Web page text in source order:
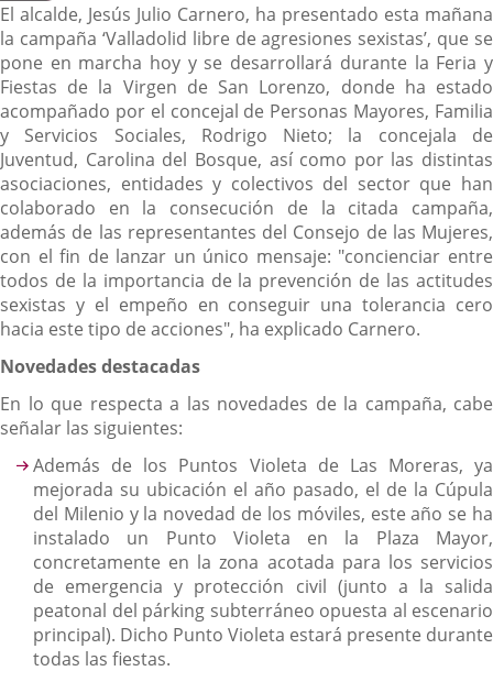
El alcalde, Jesús Julio Carnero, ha presentado esta mañana
la campaña ‘Valladolid libre de agresiones sexistas’, que se
pone en marcha hoy y se desarrollará durante la Feria y
Fiestas de la Virgen de San Lorenzo, donde ha estado
acompañado por el concejal de Personas Mayores, Familia
y Servicios Sociales, Rodrigo Nieto; la concejala de
Juventud, Carolina del Bosque, así como por las distintas
asociaciones, entidades y colectivos del sector que han
colaborado en la consecución de la citada campaña,
además de las representantes del Consejo de las Mujeres,
con el fin de lanzar un único mensaje: "concienciar entre
todos de la importancia de la prevención de las actitudes
sexistas y el empeño en conseguir una tolerancia cero
hacia este tipo de acciones", ha explicado Carnero.
Novedades destacadas
En lo que respecta a las novedades de la campaña, cabe
señalar las siguientes:
Además de los Puntos Violeta de Las Moreras, ya
mejorada su ubicación el año pasado, el de la Cúpula
del Milenio y la novedad de los móviles, este año se ha
instalado un Punto Violeta en la Plaza Mayor,
concretamente en la zona acotada para los servicios
de emergencia y protección civil (junto a la salida
peatonal del párking subterráneo opuesta al escenario
principal). Dicho Punto Violeta estará presente durante
todas las fiestas.